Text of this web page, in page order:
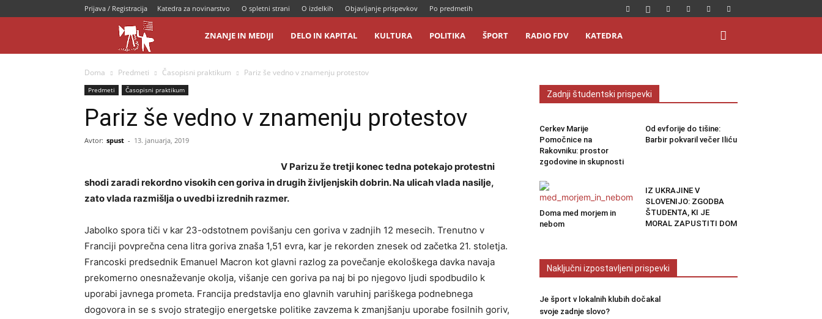
Prijava / Registracija Katedra za novinarstvo O spletni strani O izdelkih Objavljanje prispevkov Po predmetih
Novinarke.si
|
Novinarji.si
ZNANJE IN MEDIJI DELO IN KAPITAL KULTURA POLITIKA ŠPORT RADIO FDV KATEDRA
Doma Predmeti Časopisni praktikum Pariz še vedno v znamenju protestov
Predmeti Časopisni praktikum
Pariz še vedno v znamenju protestov
Avtor: spust - 13. januarja, 2019
V Parizu že tretji konec tedna potekajo protestni
shodi zaradi rekordno visokih cen goriva in drugih življenjskih dobrin. Na ulicah vlada nasilje,
zato vlada razmišlja o uvedbi izrednih razmer.
Jabolko spora tiči v kar 23-odstotnem povišanju cen goriva v zadnjih 12 mesecih. Trenutno v
Franciji povprečna cena litra goriva znaša 1,51 evra, kar je rekorden znesek od začetka 21. stoletja.
Francoski predsednik Emanuel Macron kot glavni razlog za povečanje ekološkega davka navaja
prekomerno onesnaževanje okolja, višanje cen goriva pa naj bi po njegovo ljudi spodbudilo k
uporabi javnega prometa. Francija predstavlja eno glavnih varuhinj pariškega podnebnega
dogovora in se s svojo strategijo energetske politike zavzema k zmanjšanju uporabe fosilnih goriv,
Zadnji študentski prispevki
Cerkev Marije
Pomočnice na
Rakovniku: prostor
zgodovine in skupnosti
Od evforije do tišine:
Barbir pokvaril večer Iliću
Doma med morjem in
nebom
IZ UKRAJINE V
SLOVENIJO: ZGODBA
ŠTUDENTA, KI JE
MORAL ZAPUSTITI DOM
Naključni izpostavljeni prispevki
Je šport v lokalnih klubih dočakal
svoje zadnje slovo?